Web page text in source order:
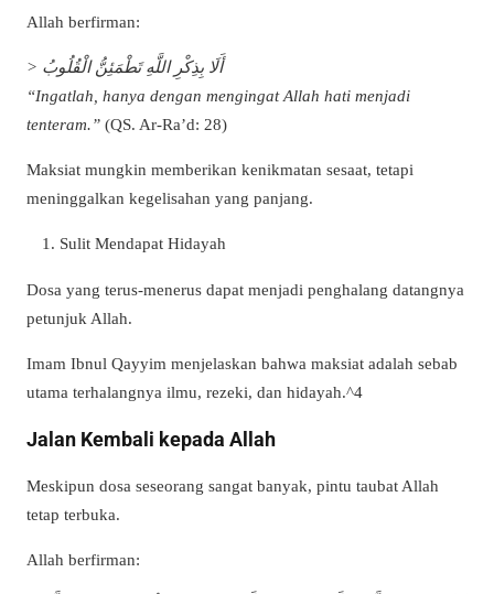
Allah berfirman:
> أَلَا بِذِكْرِ اللَّهِ تَطْمَئِنُّ الْقُلُوبُ
“Ingatlah, hanya dengan mengingat Allah hati menjadi
tenteram.” (QS. Ar-Ra’d: 28)
Maksiat mungkin memberikan kenikmatan sesaat, tetapi
meninggalkan kegelisahan yang panjang.
Sulit Mendapat Hidayah
Dosa yang terus-menerus dapat menjadi penghalang datangnya
petunjuk Allah.
Imam Ibnul Qayyim menjelaskan bahwa maksiat adalah sebab
utama terhalangnya ilmu, rezeki, dan hidayah.^4
Jalan Kembali kepada Allah
Meskipun dosa seseorang sangat banyak, pintu taubat Allah
tetap terbuka.
Allah berfirman: